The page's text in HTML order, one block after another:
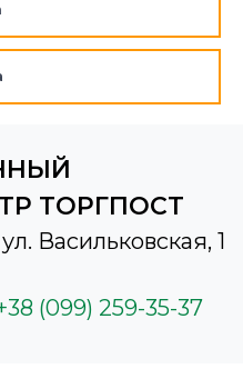
ТОРГПОСТ
Васильковская, 1
(099) 259-35-37